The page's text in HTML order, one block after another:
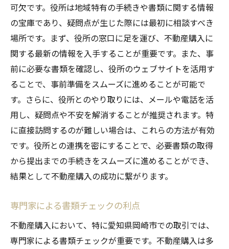
可欠です。役所は地域特有の手続きや書類に関する情報
の宝庫であり、疑問点が生じた際には最初に相談すべき
場所です。まず、役所の窓口に足を運び、不動産購入に
関する最新の情報を入手することが重要です。また、事
前に必要な書類を確認し、役所のウェブサイトを活用す
ることで、事前準備をスムーズに進めることが可能で
す。さらに、役所とのやり取りには、メールや電話を活
用し、疑問点や不安を解消することが推奨されます。特
に直接訪問するのが難しい場合は、これらの方法が有効
です。役所との連携を密にすることで、必要書類の取得
から提出までの手続きをスムーズに進めることができ、
結果として不動産購入の成功に繋がります。
専門家による書類チェックの利点
不動産購入において、特に愛知県岡崎市での取引では、
専門家による書類チェックが重要です。不動産購入は多